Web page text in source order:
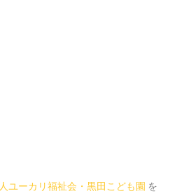
ユーカリ福祉会・黒田こども園 を